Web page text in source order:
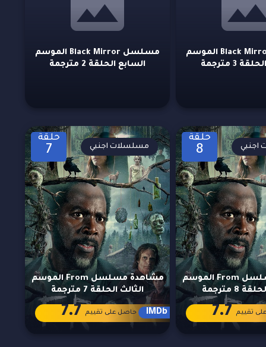
مسلسل Black Mirror الموسم
3 مترجمة
مسلسل Black Mirror الموسم
السابع الحلقة 2 مترجمة
حلقة
8
مشاهدة مسلسل From الموسم
8 مترجمة
اجنبي
تقييم 7.7
حلقة
7
مشاهدة مسلسل From الموسم
الثالث الحلقة 7 مترجمة
مسلسلات اجنبي
IMDb حاصل على تقييم 7.7